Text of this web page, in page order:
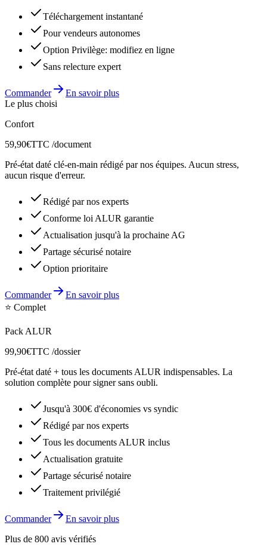
Téléchargement instantané
Pour vendeurs autonomes
Option Privilège: modifiez en ligne
Sans relecture expert
Commander
En savoir plus
Le plus choisi
Confort
59,90€TTC /document
Pré-état daté clé-en-main rédigé par nos équipes. Aucun stress,
aucun risque d'erreur.
Rédigé par nos experts
Conforme loi ALUR garantie
Actualisation jusqu'à la prochaine AG
Partage sécurisé notaire
Option prioritaire
Commander
En savoir plus
⭐ Complet
Pack ALUR
99,90€TTC /dossier
Pré-état daté + tous les documents ALUR indispensables. La
solution complète pour signer sans oubli.
Jusqu'à 300€ d'économies vs syndic
Rédigé par nos experts
Tous les documents ALUR inclus
Actualisation gratuite
Partage sécurisé notaire
Traitement privilégié
Commander
En savoir plus
Plus de 800 avis vérifiés